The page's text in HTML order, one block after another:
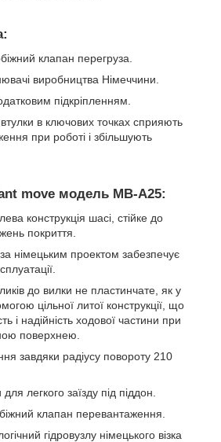
клапан перегруза.
виробництва Німеччини.
підкріпленням.
в ключових точках сприяють
при роботі і збільшують
move модель MB-A25:
конструкція шасі, стійке до
покриття.
за німецьким проектом забезпечує
до вилки не пластинчате, як у
цільної литої конструкції, що
і надійність ходової частини при
поверхнею.
завдяки радіусу повороту 210
легкого заїзду під піддон.
клапан перевантаження.
гідровузлу німецького візка